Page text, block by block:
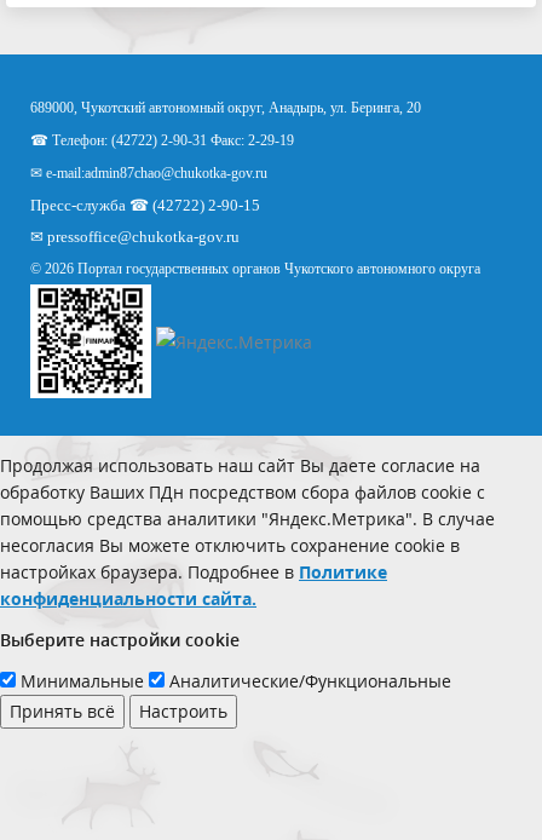
689000, Чукотский автономный округ, Анадырь, ул. Беринга, 20
☎ Телефон: (42722) 2-90-31 Факс: 2-29-19
✉ e-mail:admin87chao@chukotka-gov.ru
Пресс-служба ☎ (42722) 2-90-15
✉ pressoffice@chukotka-gov.ru
© 2026 Портал государственных органов Чукотского автономного округа
Продолжая использовать наш сайт Вы даете согласие на
обработку Ваших ПДн посредством сбора файлов cookie с
помощью средства аналитики "Яндекс.Метрика". В случае
несогласия Вы можете отключить сохранение cookie в
настройках браузера. Подробнее в Политике
конфиденциальности сайта.
Выберите настройки cookie
Минимальные
Аналитические/Функциональные
Принять всё
Настроить